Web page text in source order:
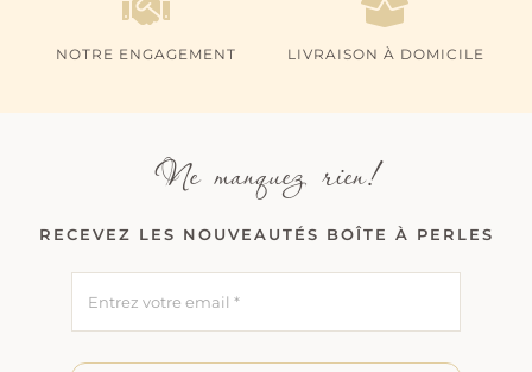
NOTRE ENGAGEMENT LIVRAISON À DOMICILE
Ne manquez rien!
RECEVEZ LES NOUVEAUTÉS BOÎTE À PERLES